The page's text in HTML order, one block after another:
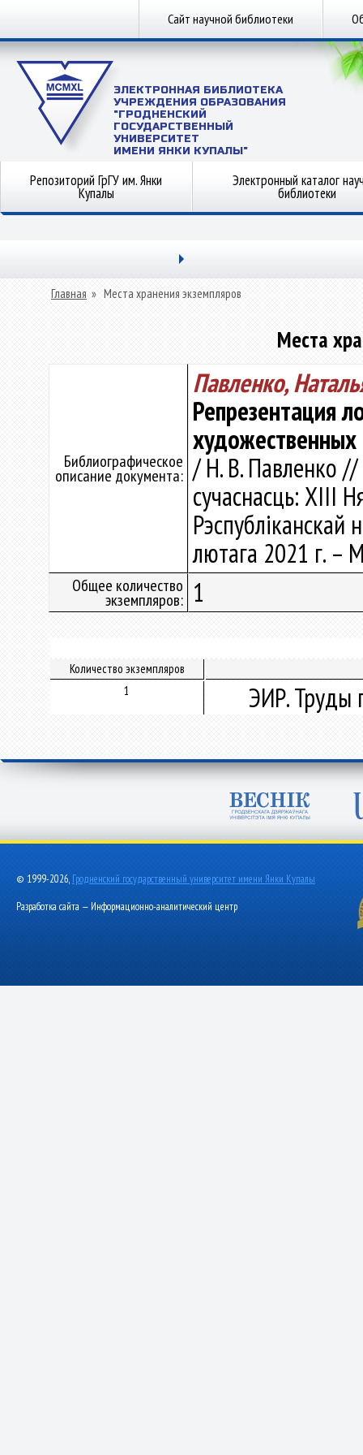
Сайт научной библиотеки
ЭЛЕКТРОННАЯ БИБЛИОТЕКА
УЧРЕЖДЕНИЯ ОБРАЗОВАНИЯ
"ГРОДНЕНСКИЙ
ГОСУДАРСТВЕННЫЙ
УНИВЕРСИТЕТ
ИМЕНИ ЯНКИ КУПАЛЫ"
Репозиторий ГрГУ им. Янки
Купалы
Электронный каталог
библиотеки
Главная » Места хранения экземпляров
Места
Библиографическое
описание документа:
Павленко,
Репрезентация
художественных
/ Н. В. Павленко //
сучаснасць: XIII
лютага 2021 г. –
Общее количество
экземпляров: 1
Количество экземпляров
1
ЭИР. Труды
© 1999-2026, Гродненский государственный университет имени Янки Купалы
Разработка сайта — Информационно-аналитический центр